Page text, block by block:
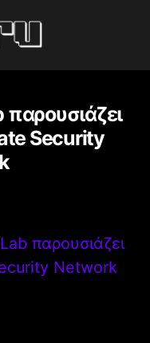
Security
παρουσιάζει
Network